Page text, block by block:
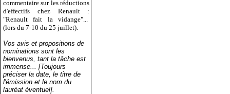
commentaire sur les réductions
d'effectifs chez Renault :
"Renault fait la vidange"...
(lors du 7-10 du 25 juillet).
Vos avis et propositions de
nominations sont les
bienvenus, tant la tâche est
immense... [Toujours
préciser la date, le titre de
l'émission et le nom du
lauréat éventuel].